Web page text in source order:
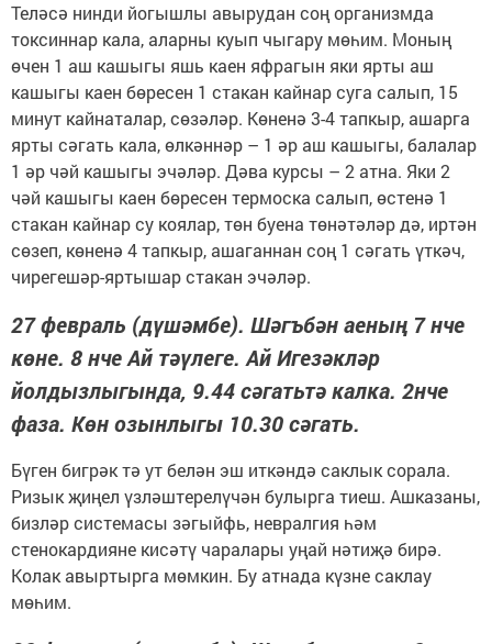
Теләсә нинди йогышлы авырудан соң организмда
токсиннар кала, аларны куып чыгару мөһим. Моның
өчен 1 аш кашыгы яшь каен яфрагын яки ярты аш
кашыгы каен бөресен 1 стакан кайнар суга салып, 15
минут кайнаталар, сөзәләр. Көненә 3-4 тапкыр, ашарга
ярты сәгать кала, өлкәннәр – 1 әр аш кашыгы, балалар
1 әр чәй кашыгы эчәләр. Дәва курсы – 2 атна. Яки 2
чәй кашыгы каен бөресен термоска салып, өстенә 1
стакан кайнар су коялар, төн буена төнәтәләр дә, иртән
сөзеп, көненә 4 тапкыр, ашаганнан соң 1 сәгать үткәч,
чирегешәр-яртышар стакан эчәләр.
27 февраль (дүшәмбе). Шәгъбән аеның 7 нче
көне. 8 нче Ай тәүлеге. Ай Игезәкләр
йолдызлыгында, 9.44 сәгатьтә калка. 2нче
фаза. Көн озынлыгы 10.30 сәгать.
Бүген бигрәк тә ут белән эш иткәндә саклык сорала.
Ризык җиңел үзләштерелүчән булырга тиеш. Ашказаны,
бизләр системасы зәгыйфь, невралгия һәм
стенокардияне кисәтү чаралары уңай нәтиҗә бирә.
Колак авыртырга мөмкин. Бу атнада күзне саклау
мөһим.